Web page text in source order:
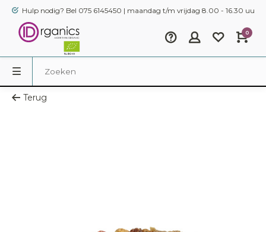
Hulp nodig? Bel 075 6145450 | maandag t/m vrijdag 8.00 - 16.30 uur
0
Terug